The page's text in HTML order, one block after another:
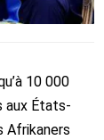
10 000
aux États-
Afrikaners